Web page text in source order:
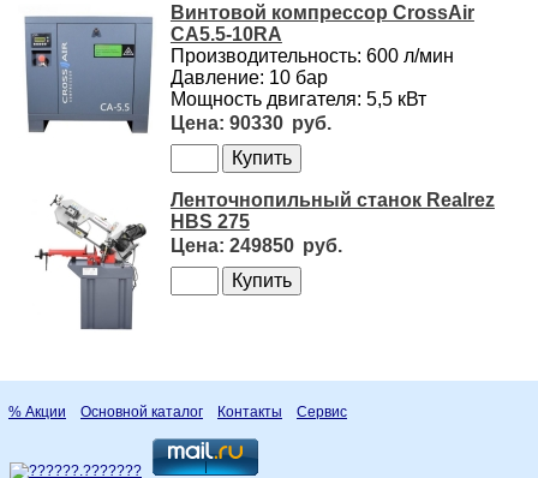
Винтовой компрессор CrossAir
CA5.5-10RA
Производительность: 600 л/мин
Давление: 10 бар
Мощность двигателя: 5,5 кВт
90330
Ленточнопильный станок Realrez
HBS 275
249850
% Акции Основной каталог Контакты Сервис